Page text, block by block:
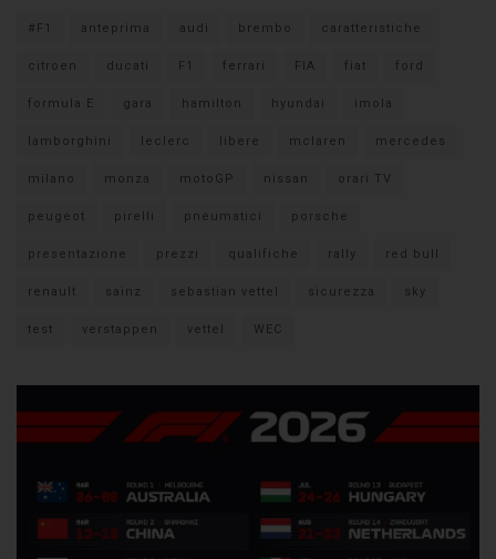
#F1 anteprima audi brembo caratteristiche
citroen ducati F1 ferrari FIA fiat ford
formula E gara hamilton hyundai imola
lamborghini leclerc libere mclaren mercedes
milano monza motoGP nissan orari TV
peugeot pirelli pneumatici porsche
presentazione prezzi qualifiche rally red bull
renault sainz sebastian vettel sicurezza sky
test verstappen vettel WEC